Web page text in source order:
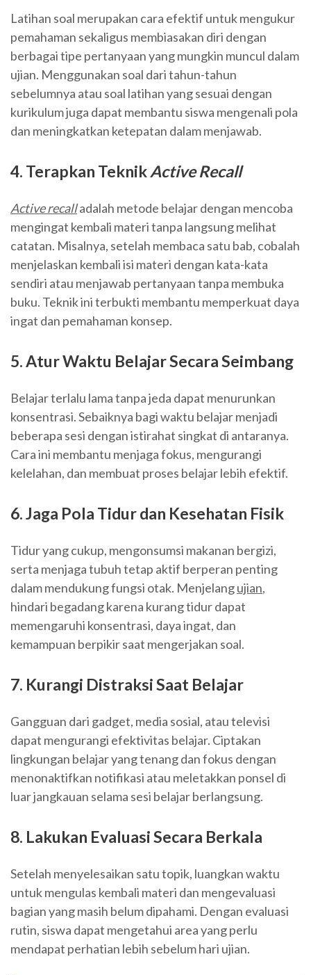
Latihan soal merupakan cara efektif untuk mengukur
pemahaman sekaligus membiasakan diri dengan
berbagai tipe pertanyaan yang mungkin muncul dalam
ujian. Menggunakan soal dari tahun-tahun
sebelumnya atau soal latihan yang sesuai dengan
kurikulum juga dapat membantu siswa mengenali pola
dan meningkatkan ketepatan dalam menjawab.
4. Terapkan TeknikActive Recall
Active recalladalah metode belajar dengan mencoba
mengingat kembali materi tanpa langsung melihat
catatan. Misalnya, setelah membaca satu bab, cobalah
menjelaskan kembali isi materi dengan kata-kata
sendiri atau menjawab pertanyaan tanpa membuka
buku. Teknik ini terbukti membantu memperkuat daya
ingat dan pemahaman konsep.
5. Atur Waktu Belajar Secara Seimbang
Belajar terlalu lama tanpa jeda dapat menurunkan
konsentrasi. Sebaiknya bagi waktu belajar menjadi
beberapa sesi dengan istirahat singkat di antaranya.
Cara ini membantu menjaga fokus, mengurangi
kelelahan, dan membuat proses belajar lebih efektif.
6. Jaga Pola Tidur dan Kesehatan Fisik
Tidur yang cukup, mengonsumsi makanan bergizi,
serta menjaga tubuh tetap aktif berperan penting
dalam mendukung fungsi otak. Menjelangujian,
hindari begadang karena kurang tidur dapat
memengaruhi konsentrasi, daya ingat, dan
kemampuan berpikir saat mengerjakan soal.
7. Kurangi Distraksi Saat Belajar
Gangguan dari gadget, media sosial, atau televisi
dapat mengurangi efektivitas belajar. Ciptakan
lingkungan belajar yang tenang dan fokus dengan
menonaktifkan notifikasi atau meletakkan ponsel di
luar jangkauan selama sesi belajar berlangsung.
8. Lakukan Evaluasi Secara Berkala
Setelah menyelesaikan satu topik, luangkan waktu
untuk mengulas kembali materi dan mengevaluasi
bagian yang masih belum dipahami. Dengan evaluasi
rutin, siswa dapat mengetahui area yang perlu
mendapat perhatian lebih sebelum hari ujian.